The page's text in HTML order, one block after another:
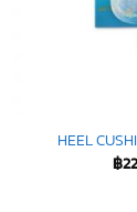
HEEL
฿